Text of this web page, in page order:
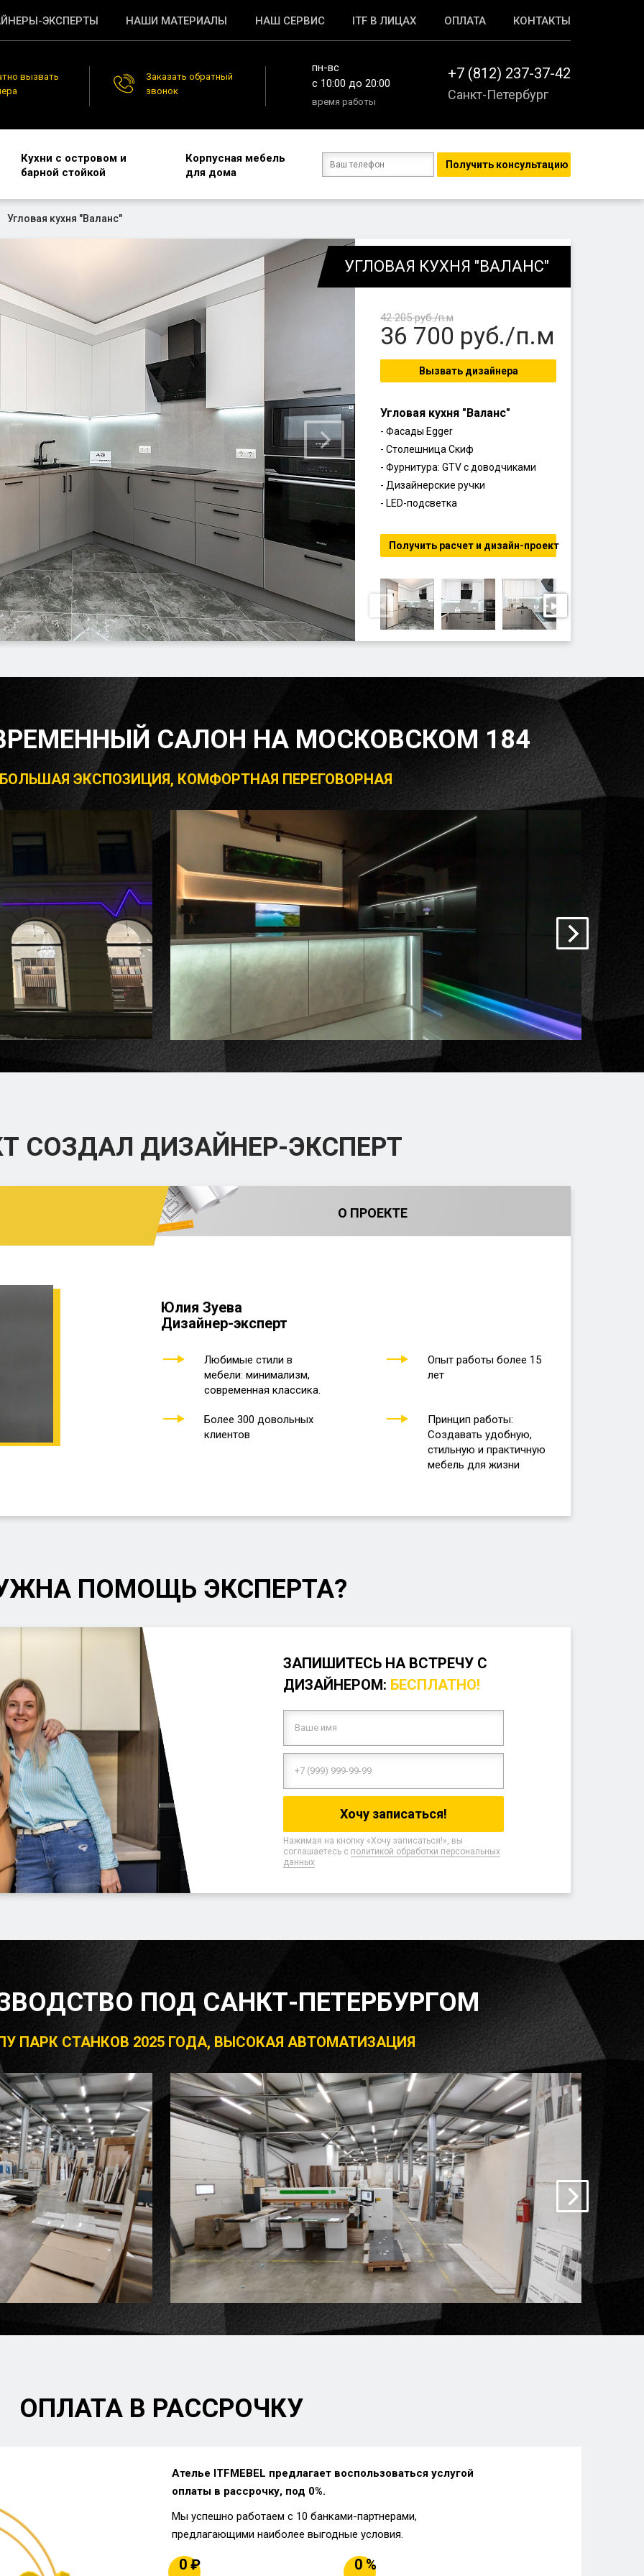
ЭКСПЕРТЫ НАШИ МАТЕРИАЛЫ НАШ СЕРВИС ITF В ЛИЦАХ ОПЛАТА КОНТАКТЫ
вызвать
Заказать обратный
звонок
пн-вс
c 10:00 до 20:00
время работы
+7 (812) 237-37-42
Санкт-Петербург
Кухни с островом и
барной стойкой
Корпусная мебель
для дома
Угловая кухня "Валанс"
УГЛОВАЯ КУХНЯ "ВАЛАНС"
42 205руб./п.м
36 700 руб./п.м
Вызвать дизайнера
Угловая кухня "Валанс"
- Фасады Egger
- Столешница Скиф
- Фурнитура: GTV с доводчиками
- Дизайнерские ручки
- LED-подсветка
Получить расчет и дизайн-проект
◀ ▶
САЛОН НА МОСКОВСКОМ 184
БОЛЬШАЯ ЭКСПОЗИЦИЯ, КОМФОРТНАЯ ПЕРЕГОВОРНАЯ
СОЗДАЛ ДИЗАЙНЕР-ЭКСПЕРТ
О ПРОЕКТЕ
Юлия Зуева
Дизайнер-эксперт
Любимые стили в
мебели: минимализм,
современная классика.
Опыт работы более 15
лет
Более 300 довольных
клиентов
Принцип работы:
Создавать удобную,
стильную и практичную
мебель для жизни
ПОМОЩЬ ЭКСПЕРТА?
ЗАПИШИТЕСЬ НА ВСТРЕЧУ С
ДИЗАЙНЕРОМ: БЕСПЛАТНО!
Нажимая на кнопку «Хочу записаться!», вы
соглашаетесь с политикой обработки персональных
данных
ПОД САНКТ-ПЕТЕРБУРГОМ
ПАРК СТАНКОВ 2025 ГОДА, ВЫСОКАЯ АВТОМАТИЗАЦИЯ
ОПЛАТА В РАССРОЧКУ
Ателье ITFMEBEL предлагает воспользоваться услугой
оплаты в рассрочку, под 0%.
Мы успешно работаем с 10 банками-партнерами,
предлагающими наиболее выгодные условия.
0 ₽ 0 %